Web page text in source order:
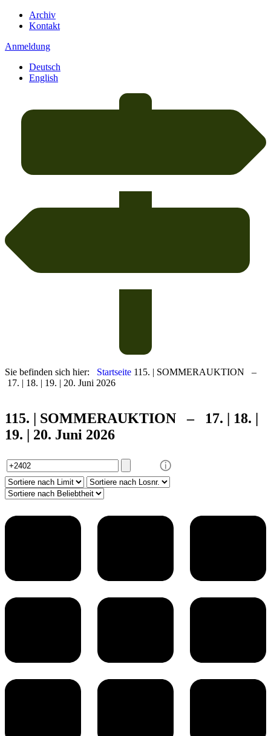
Archiv
Kontakt
Anmeldung
Deutsch
English
Sie befinden sich hier: Startseite 115. | SOMMERAUKTION –
17. | 18. | 19. | 20. Juni 2026
115. | SOMMERAUKTION – 17. | 18. |
19. | 20. Juni 2026